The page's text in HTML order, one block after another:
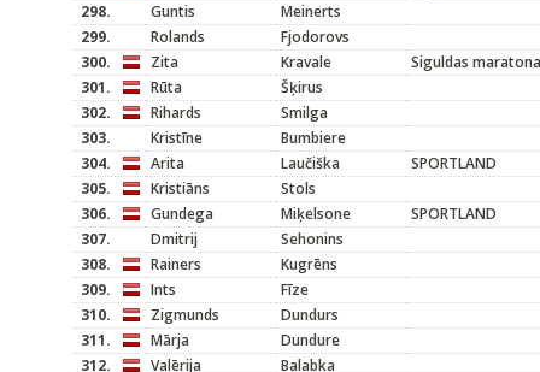
298.
Guntis
Meinerts
299.
Rolands
Fjodorovs
300.
Zita Kravale
Siguldas
301.
Rūta
Šķirus
302.
Rihards
Smilga
303.
Kristīne
Bumbiere
304.
Arita Laučiška
SPORTLAND
305.
Kristiāns
Stols
306.
Gundega Miķelsone
SPORTLAND
307.
Dmitrij
Sehonins
308.
Rainers
Kugrēns
309.
Ints
Fīze
310.
Zigmunds
Dundurs
311.
Mārja
Dundure
312.
Valērija
Balabka